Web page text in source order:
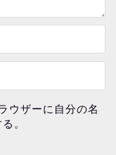
ウザーに自分の名
。